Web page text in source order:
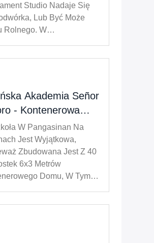
20-
Studio Nadaje Się
Lub Być Może
Rolnego. W
Włączenie
Krajobrazu Do ...
Akademia Señor
- Kontenerowa
Oficjalnie Oddana
W Pangasinan Na
Jest Wyjątkowa,
Zbudowana Jest Z 40
6x3 Metrów
Domu, W Tym